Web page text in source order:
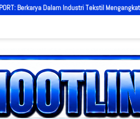
Kaum Gender Tua – Muda Punya Semangat